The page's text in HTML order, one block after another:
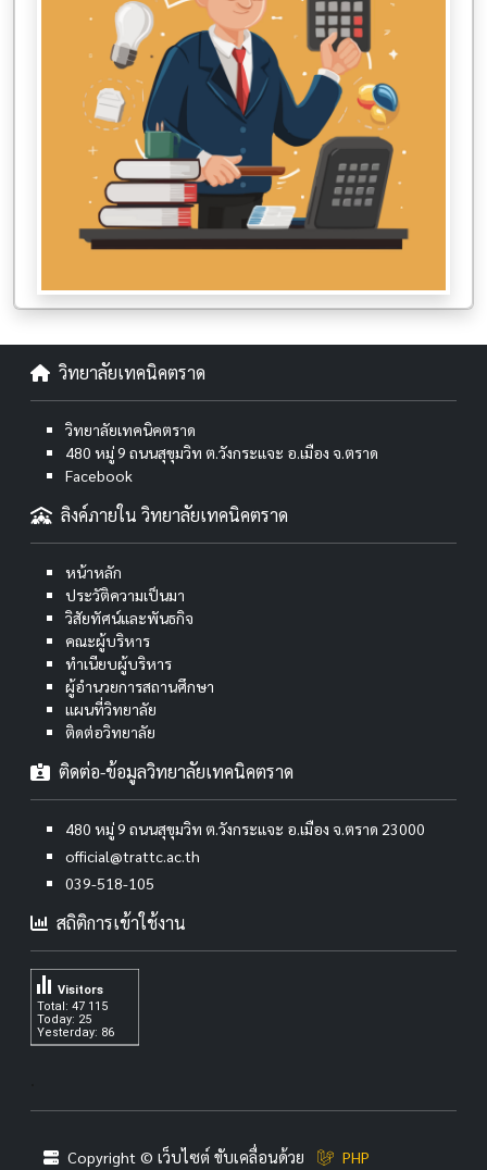
วิทยาลัยเทคนิคตราด
วิทยาลัยเทคนิคตราด
480 หมู่ 9 ถนนสุขุมวิท ต.วังกระแจะ อ.เมือง จ.ตราด
Facebook
ลิงค์ภายใน วิทยาลัยเทคนิคตราด
หน้าหลัก
ประวัติความเป็นมา
วิสัยทัศน์และพันธกิจ
คณะผู้บริหาร
ทำเนียบผู้บริหาร
ผู้อำนวยการสถานศึกษา
แผนที่วิทยาลัย
ติดต่อวิทยาลัย
ติดต่อ-ข้อมูลวิทยาลัยเทคนิคตราด
480 หมู่ 9 ถนนสุขุมวิท ต.วังกระแจะ อ.เมือง จ.ตราด 23000
official@trattc.ac.th
039-518-105
สถิติการเข้าใช้งาน
Total: 47 115
Today: 25
Yesterday: 86
Visitors
Copyright © เว็บไซต์ ขับเคลื่อนด้วย PHP